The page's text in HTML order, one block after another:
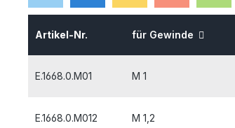
Artikel-Nr. für Gewinde
E.1668.0.M01 M 1
E.1668.0.M012 M 1,2